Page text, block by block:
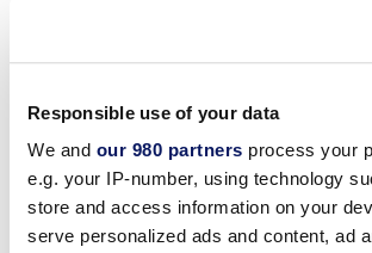
Responsible use of your data
We and our 980 partners process your
e.g. your IP-number, using technology
store and access information on your
serve personalized ads and content, ad
Walt Disney World Swan and Dolphin
aos hóspedes um ambiente novo e
podem se deliciar com serviços de